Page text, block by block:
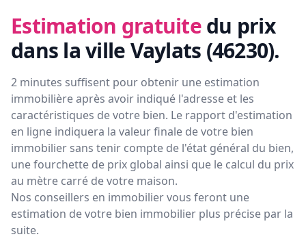
Estimation gratuite du prix
dans la ville Vaylats (46230).
2 minutes suffisent pour obtenir une estimation
immobilière après avoir indiqué l'adresse et les
caractéristiques de votre bien. Le rapport d'estimation
en ligne indiquera la valeur finale de votre bien
immobilier sans tenir compte de l'état général du bien,
une fourchette de prix global ainsi que le calcul du prix
au mètre carré de votre maison.
Nos conseillers en immobilier vous feront une
estimation de votre bien immobilier plus précise par la
suite.